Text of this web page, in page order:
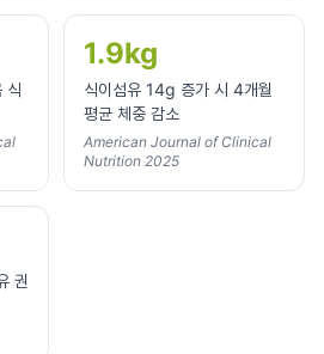
식
1.9kg
식이섬유 14g 증가 시 4개월
평균 체중 감소
American Journal of Clinical
Nutrition 2025
권